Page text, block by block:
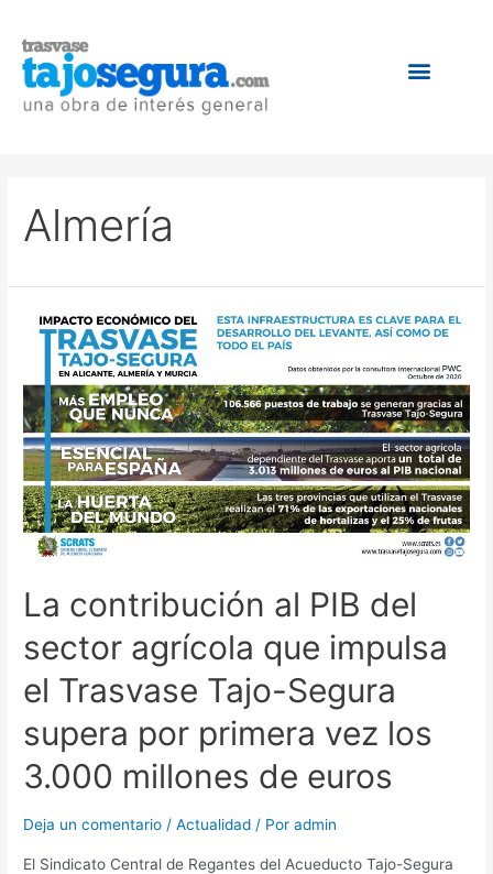
Almería
La contribución al PIB del
sector agrícola que impulsa
el Trasvase Tajo-Segura
supera por primera vez los
3.000 millones de euros
Deja un comentario /Actualidad / Poradmin
El Sindicato Central de Regantes del Acueducto Tajo-Segura